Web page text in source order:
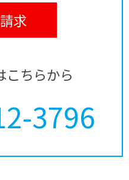
求
こちらから
3796